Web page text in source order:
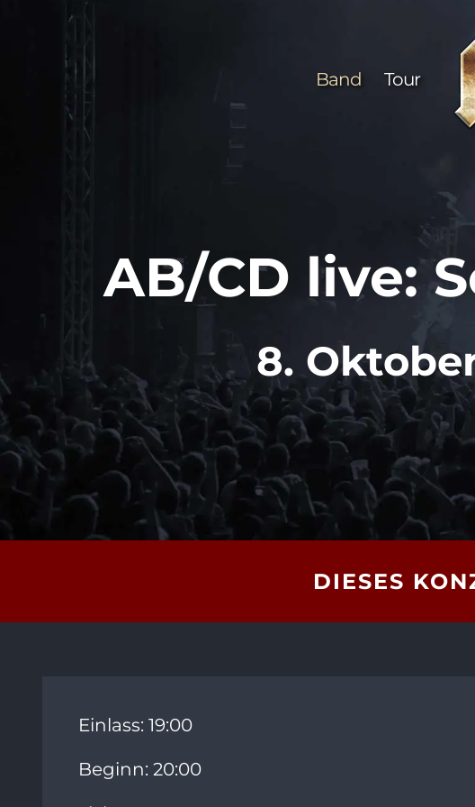
Band Tour
AB/CD live:
8.
DIESES
Einlass: 19:00
Beginn: 20:00